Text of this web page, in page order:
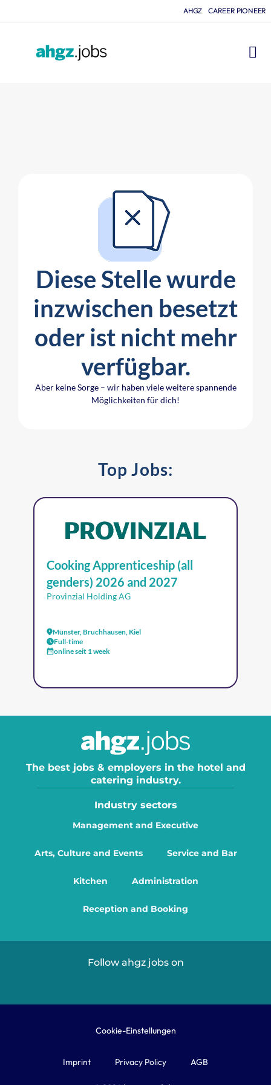
AHGZ CAREER PIONEER
Diese Stelle wurde
inzwischen besetzt
oder ist nicht mehr
verfügbar.
Aber keine Sorge – wir haben viele weitere spannende
Möglichkeiten für dich!
Top Jobs:
Cooking Apprenticeship (all
genders) 2026 and 2027
Provinzial Holding AG
Münster, Bruchhausen, Kiel
Full-time
online seit 1 week
The best jobs & employers in the hotel and
catering industry.
Industry sectors
Management and Executive
Arts, Culture and Events Service and Bar
Kitchen Administration
Reception and Booking
Follow ahgz jobs on
Cookie-Einstellungen
Imprint Privacy Policy AGB